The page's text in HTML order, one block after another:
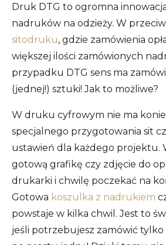
Druk DTG to ogromna
nadruków na odzieży. W
sitodruku, gdzie zamówienia
większej ilości zamówionych
przypadku DTG sens ma
(jednej!) sztuki! Jak to możliwe?
W druku cyfrowym nie ma
specjalnego przygotowania sit
ustawień dla każdego projektu.
gotową grafikę czy zdjęcie do
drukarki i chwilę poczekać na
Gotowa koszulka z nadrukiem
powstaje w kilka chwil. Jest to
jeśli potrzebujesz zamówić